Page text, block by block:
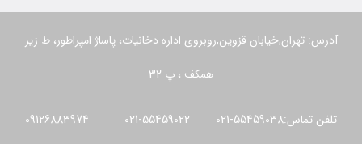
آدرس: تهران,خیابان قزوین,روبروی اداره دخانیات، پاساژ امپراطور، ط زیر
همکف ، پ 32
تلفن تماس:55459038-021 55459022-021 09126883974